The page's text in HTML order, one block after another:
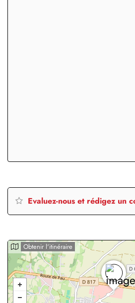
Evaluez-nous et rédigez un
Obtenir l'itinéraire